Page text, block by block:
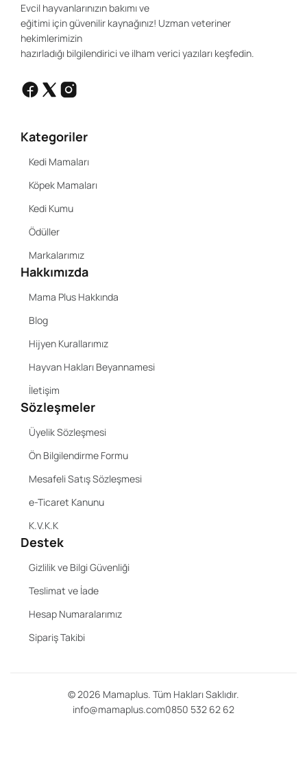
Evcil hayvanlarınızın bakımı ve
eğitimi için güvenilir kaynağınız! Uzman veteriner
hekimlerimizin
hazırladığı bilgilendirici ve ilham verici yazıları keşfedin.
Kategoriler
Kedi Mamaları
Köpek Mamaları
Kedi Kumu
Ödüller
Markalarımız
Hakkımızda
Mama Plus Hakkında
Blog
Hijyen Kurallarımız
Hayvan Hakları Beyannamesi
İletişim
Sözleşmeler
Üyelik Sözleşmesi
Ön Bilgilendirme Formu
Mesafeli Satış Sözleşmesi
e-Ticaret Kanunu
K.V.K.K
Destek
Gizlilik ve Bilgi Güvenliği
Teslimat ve İade
Hesap Numaralarımız
Sipariş Takibi
©2026 Mamaplus. Tüm Hakları Saklıdır.
info@mamaplus.com0850 532 62 62